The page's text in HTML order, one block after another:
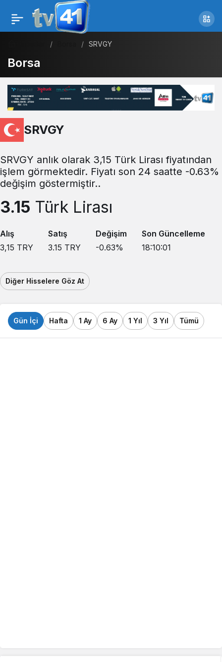
SRVGY
Borsa
SRVGY
SRVGY anlık olarak 3,15 Türk Lirası fiyatından
işlem görmektedir. Fiyatı son 24 saatte -0.63%
değişim göstermiştir..
3.15 Türk Lirası
Alış
3,15 TRY
Satış
3.15 TRY
Değişim
-0.63%
Son Güncelleme
18:10:01
Diğer Hisselere Göz At
Gün İçi Hafta 1 Ay 6 Ay 1 Yıl 3 Yıl Tümü